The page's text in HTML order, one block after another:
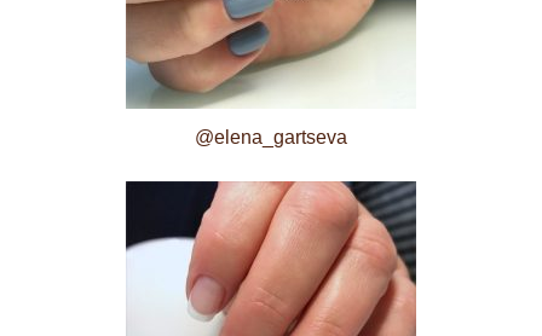
@elena_gartseva